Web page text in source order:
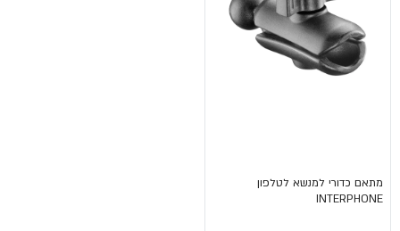
מתאם כדורי למנשא לטלפון
INTERPHONE